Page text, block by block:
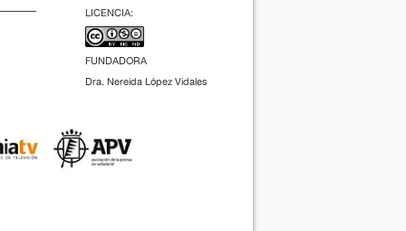
LICENCIA:
FUNDADORA
Dra. Nereida López Vidales